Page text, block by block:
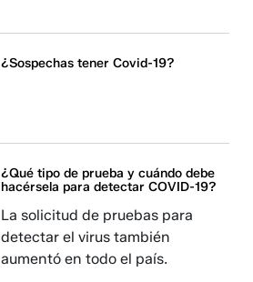
¿Sospechas tener Covid-19?
¿Qué tipo de prueba y cuándo debe
hacérsela para detectar COVID-19?
La solicitud de pruebas para
detectar el virus también
aumentó en todo el país.